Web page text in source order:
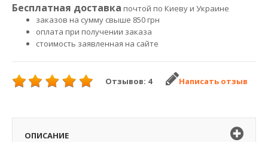
Бесплатная доставка почтой по Киеву и Украине
заказов на сумму свыше 850 грн
оплата при получении заказа
стоимость заявленная на сайте
Отзывов: 4 Написать отзыв
ОПИСАНИЕ